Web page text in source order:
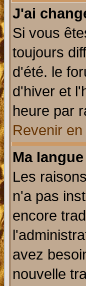
J'ai
Si vous
toujours
d'été. le
d'hiver et
heure par
Revenir
Ma
Les
n'a pas
encore
avez
nouvelle